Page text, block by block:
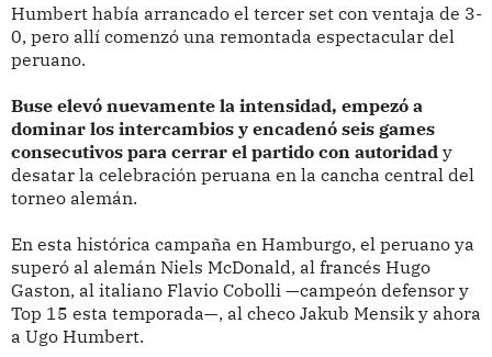
Humbert había arrancado el tercer set con ventaja de 3-
0, pero allí comenzó una remontada espectacular del
peruano.
Buse elevó nuevamente la intensidad, empezó a
dominar los intercambios y encadenó seis games
consecutivos para cerrar el partido con autoridad y
desatar la celebración peruana en la cancha central del
torneo alemán.
En esta histórica campaña en Hamburgo, el peruano ya
superó al alemán Niels McDonald, al francés Hugo
Gaston, al italiano Flavio Cobolli —campeón defensor y
Top 15 esta temporada—, al checo Jakub Mensik y ahora
a Ugo Humbert.